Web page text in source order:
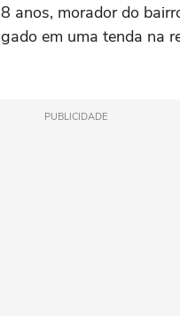
anos, morador do
em uma tenda na
PUBLICIDADE